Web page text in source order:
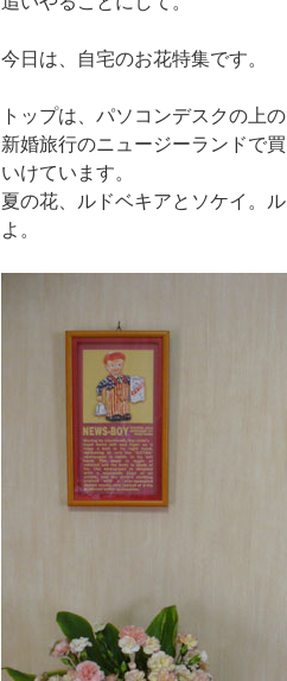
今日は、自宅のお花特集です。
トップは、パソコンデスクの上の
新婚旅行のニュージーランドで
いけています。
夏の花、ルドベキアとソケイ。
よ。